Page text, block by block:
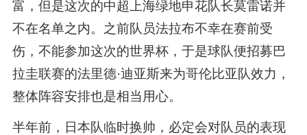
富，但是这次的中超上海绿地申花队长莫雷诺并
不在名单之内。之前队员法拉布不幸在赛前受
伤，不能参加这次的世界杯，于是球队便招募巴
拉圭联赛的法里德·迪亚斯来为哥伦比亚队效力，
整体阵容安排也是相当用心。
半年前，日本队临时换帅，必定会对队员的表现